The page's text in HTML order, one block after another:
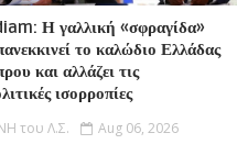
Η γαλλική «σφραγίδα»
το καλώδιο Ελλάδας
και αλλάζει τις
ισορροπίες
του Λ.Σ. Aug 06, 2026